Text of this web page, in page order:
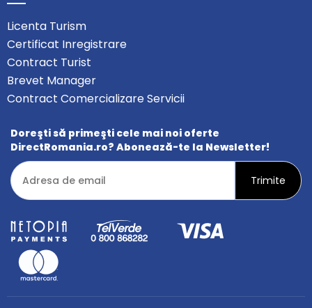
Licenta Turism
Certificat Inregistrare
Contract Turist
Brevet Manager
Contract Comercializare Servicii
Doreşti să primeşti cele mai noi oferte
DirectRomania.ro? Abonează-te la Newsletter!